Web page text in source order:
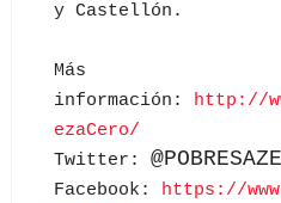
y Castellón.
Más
información: http://
ezaCero/
Twitter: @
Facebook: https://